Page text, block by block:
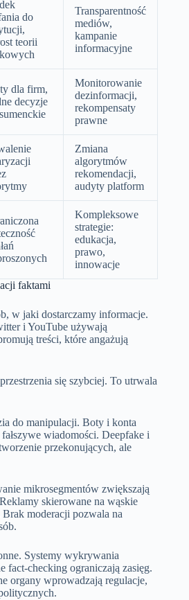
do
teorii
Transparentność
mediów,
kampanie
informacyjne
dla firm,
decyzje
Monitorowanie
dezinformacji,
rekompensaty
prawne
Zmiana
algorytmów
rekomendacji,
audyty platform
Kompleksowe
strategie:
edukacja,
prawo,
innowacje
faktami
w jaki dostarczamy informacje.
i YouTube używają
treści, które angażują
się szybciej. To utrwala
do manipulacji. Boty i konta
wiadomości. Deepfake i
przekonujących, ale
mikrosegmentów zwiększają
skierowane na wąskie
moderacji pozwala na
Systemy wykrywania
fact-checking ograniczają zasięg.
organy wprowadzają regulacje,